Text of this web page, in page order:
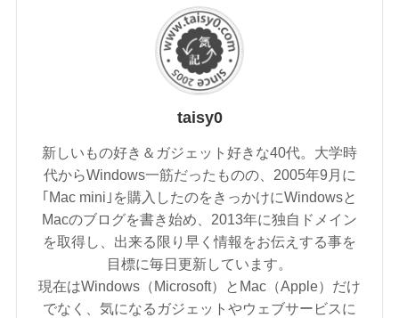
taisy0
新しいもの好き＆ガジェット好きな40代。大学時
代からWindows一筋だったものの、2005年9月に
｢Mac mini｣を購入したのをきっかけにWindowsと
Macのブログを書き始め、2013年に独自ドメイン
を取得し、出来る限り早く情報をお伝えする事を
目標に毎日更新しています。
現在はWindows（Microsoft）とMac（Apple）だけ
でなく、気になるガジェットやウェブサービスに